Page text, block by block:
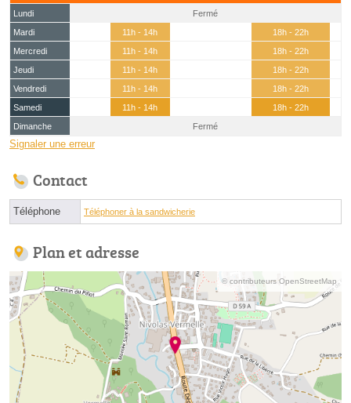
Lundi
Fermé
Mardi
11h - 14h
18h - 22h
Mercredi
11h - 14h
18h - 22h
Jeudi
11h - 14h
18h - 22h
Vendredi
11h - 14h
18h - 22h
Samedi
11h - 14h
18h - 22h
Dimanche
Fermé
Signaler une erreur
Contact
Téléphone Téléphoner à la sandwicherie
Plan et adresse
© contributeurs OpenStreetMap